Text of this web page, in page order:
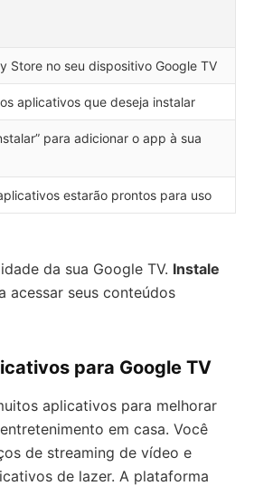
Store no seu dispositivo Google TV
aplicativos que deseja instalar
para adicionar o app à sua
estarão prontos para uso
da sua Google TV. Instale
acessar seus conteúdos
para Google TV
aplicativos para melhorar
em casa. Você
de streaming de vídeo e
de lazer. A plataforma